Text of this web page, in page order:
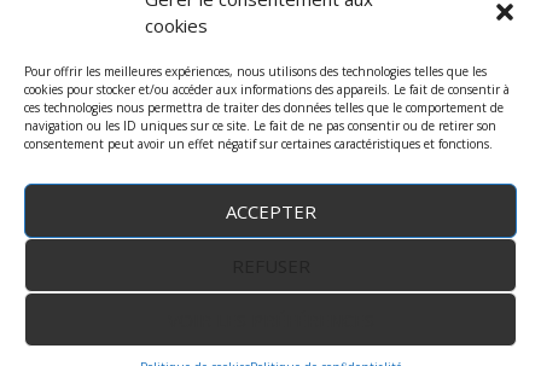
cookies
Pour offrir les meilleures expériences, nous utilisons des technologies telles que les
cookies pour stocker et/ou accéder aux informations des appareils. Le fait de consentir à
ces technologies nous permettra de traiter des données telles que le comportement de
navigation ou les ID uniques sur ce site. Le fait de ne pas consentir ou de retirer son
consentement peut avoir un effet négatif sur certaines caractéristiques et fonctions.
ACCEPTER
lorcana
protègeprécommandesetsleeve
terre trois unlockursula étincelant
Copyright © 2023 robindesjeux.com -Mentions